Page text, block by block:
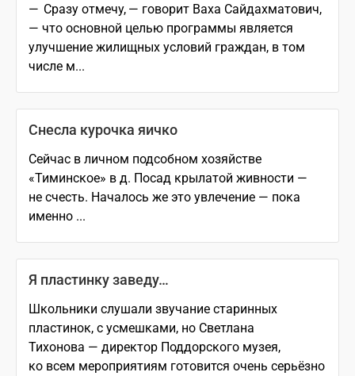
— Сразу отмечу, — говорит Ваха Сайдахматович,
— что основной целью программы является
улучшение жилищных условий граждан, в том
числе м...
Снесла курочка яичко
Сейчас в личном подсобном хозяйстве
«Тиминское» в д. Посад крылатой живности —
не счесть. Началось же это увлечение — пока
именно ...
Я пластинку заведу…
Школьники слушали звучание старинных
пластинок, с усмешками, но Светлана
Тихонова — директор Поддорского музея,
ко всем мероприятиям готовится очень серьёзно